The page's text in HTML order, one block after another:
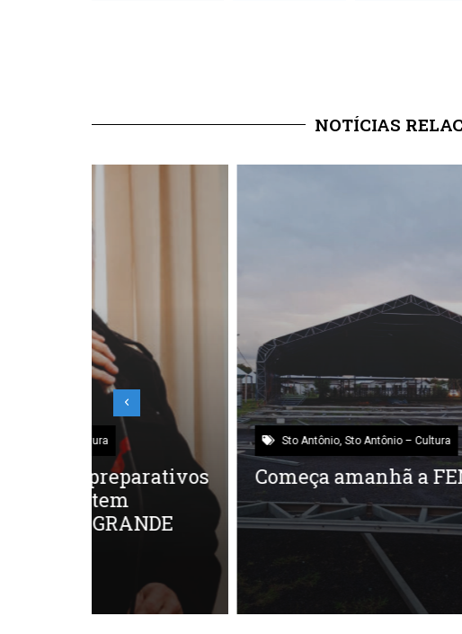
NOTÍCIAS
Sto Antônio Sto Antônio – Cultura
Começa amanhã a FENACAN